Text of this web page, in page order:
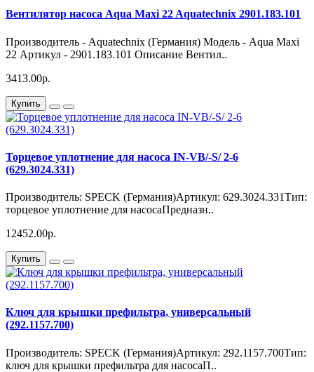
Вентилятор насоса Aqua Maxi 22 Aquatechnix 2901.183.101
Производитель - Aquatechnix (Германия) Модель - Aqua Maxi
22 Артикул - 2901.183.101 Описание Вентил..
3413.00р.
Купить
Торцевое уплотнение для насоса IN-VB/-S/ 2-6
(629.3024.331)
Производитель: SPECK (Германия)Артикул: 629.3024.331Тип:
торцевое уплотнение для насосаПредназн..
12452.00р.
Купить
Ключ для крышки префильтра, универсальный
(292.1157.700)
Производитель: SPECK (Германия)Артикул: 292.1157.700Тип:
ключ для крышки префильтра для насосаП..